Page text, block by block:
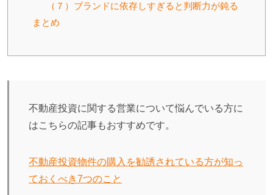
（７）ブランドに依存しすぎると判断力が鈍る
まとめ
不動産投資に関する営業について悩んでいる方に
はこちらの記事もおすすめです。
不動産投資物件の購入を勧誘されている方が知っ
ておくべき7つのこと